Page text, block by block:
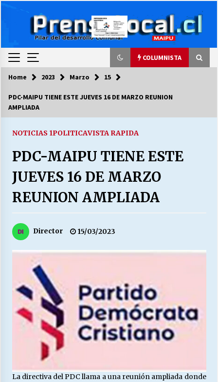
COLUMNISTA
COLUMNISTA
03/08/2026
LA DC POR SIEMPRE.RECORDANDO 69 AÑOS DE
28/07/2026
“ORGULLOSOS DE SER DC” SALUDA EL
LABORAL:
Escuela hospitalaria El Carmen de Maipu.
25/06/2026
¿Qué habrían dicho?
VOLVER A SER ALTERNATIVA
Home 2023 Marzo 15
PDC-MAIPU TIENE ESTE JUEVES 16 DE MARZO REUNION
AMPLIADA
NOTICIAS 1POLITICAVISTA RAPIDA
PDC-MAIPU TIENE ESTE
JUEVES 16 DE MARZO
REUNION AMPLIADA
Director 15/03/2023
La directiva del PDC llama a una reunión ampliada donde